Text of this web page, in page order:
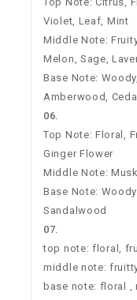
Violet, Leaf, Mint
Middle Note:
Melon, Sage,
Base Note:
Amberwood,
06.
Top Note: Floral
,
Ginger Flower
Middle Note:
Base Note: Woody
Sandalwood
07.
top note: floral,
middle note:
base note: floral ,